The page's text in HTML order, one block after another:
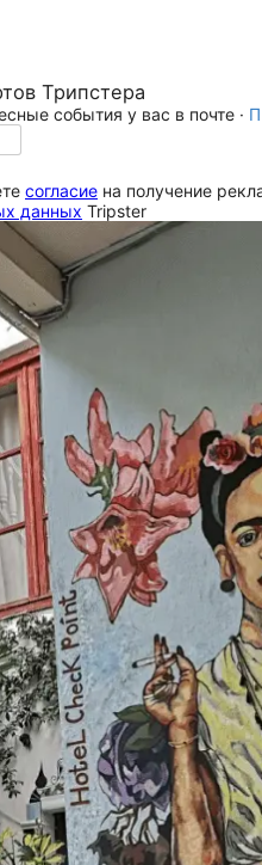
Трипстера
события у вас в почте ·
согласие на получение
данных Tripster